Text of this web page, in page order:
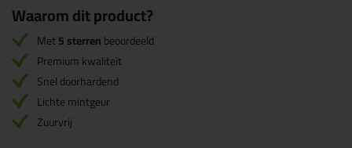
Waarom dit product?
Met5 sterrenbeoordeeld
Premium kwaliteit
Snel doorhardend
Lichte mintgeur
Zuurvrij